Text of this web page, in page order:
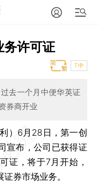
务许可证
T中
去一个月中便华英证
券商开业
） 6月28日，第一创
宣布，公司已获得证
证，将于7月开始，
券市场业务。